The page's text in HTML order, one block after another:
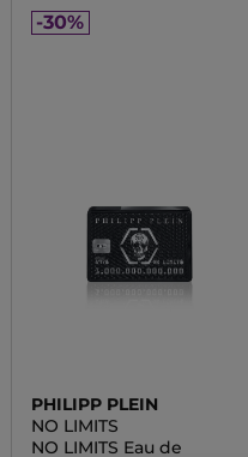
-30%
PHILIPP PLEIN
NO LIMITS
NO LIMITS Eau de